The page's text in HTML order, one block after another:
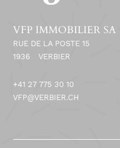
VFP IMMOBILIER SA
RUE DE LA POSTE 15
1936
VERBIER
+41 27 775 30 10
VFP@VERBIER.CH